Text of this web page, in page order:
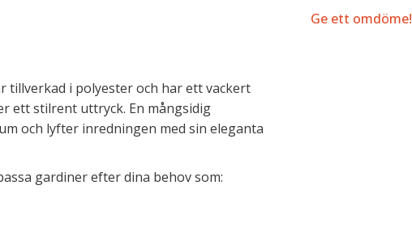
Ge ett omdöme!
tillverkad i polyester och har ett vackert
ett stilrent uttryck. En mångsidig
och lyfter inredningen med sin eleganta
gardiner efter dina behov som: